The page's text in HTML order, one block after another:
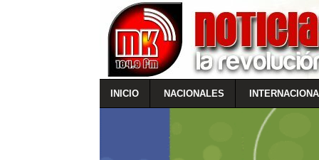
INICIO NACIONALES